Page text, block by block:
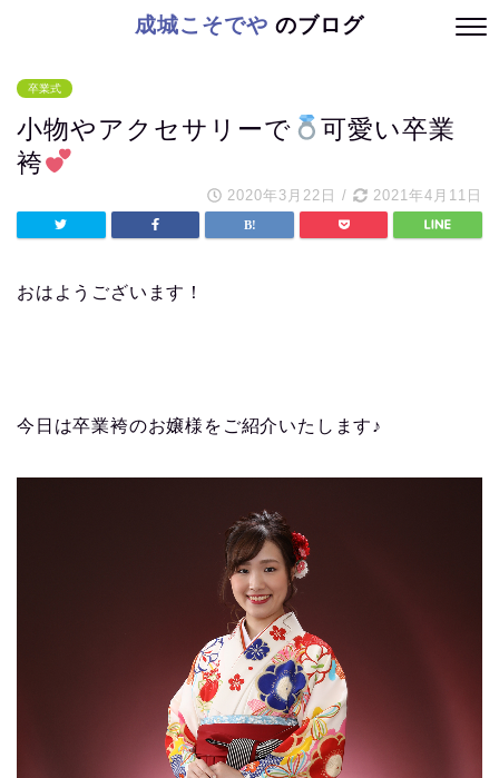
成城こそでや のブログ
卒業式
小物やアクセサリーで
可愛い卒業
袴
2020年3月22日 / 2021年4月11日
おはようございます！
今日は卒業袴のお嬢様をご紹介いたします♪